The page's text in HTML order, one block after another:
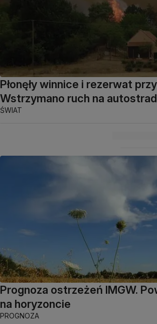
Płonęły winnice i rezerwat
Wstrzymano ruch na
ŚWIAT
Prognoza ostrzeżeń IMGW.
na horyzoncie
PROGNOZA